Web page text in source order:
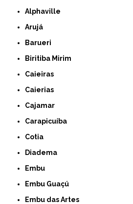
Alphaville
Arujá
Barueri
Biritiba Mirim
Caieiras
Caierias
Cajamar
Carapicuíba
Cotia
Diadema
Embu
Embu Guaçú
Embu das Artes